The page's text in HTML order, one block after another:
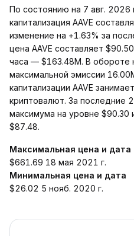
По состоянию на 7 авг. 2026
капитализация AAVE
изменение на +1.63% за
цена AAVE составляет
часа — $163.48M. В обороте
максимальной эмиссии
капитализации AAVE
криптовалют. За последние
максимума на уровне $90.30
$87.48.
Максимальная цена и дата
$661.69 18 мая 2021 г.
Минимальная цена и дата
$26.02 5 нояб. 2020 г.